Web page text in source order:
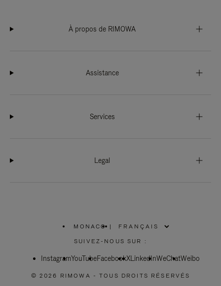
À propos de RIMOWA
Assistance
Services
Legal
MONACO
SÉLECTIONNEZ
VOTRE
|
SUIVEZ-NOUS SUR :
InstagramYouTubeFacebookXLinkedInWeChatWeibo
© 2026 RIMOWA - TOUS DROITS RÉSERVÉS